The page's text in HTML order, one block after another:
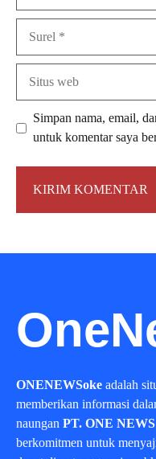
Simpan nama, email,
untuk komentar saya
ONENEWSoke adalah
memberikan informasi
naungan PT. ONE
berkomitmen untuk